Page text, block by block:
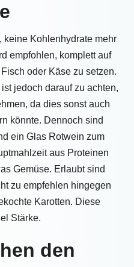
keine Kohlenhydrate mehr
empfohlen, komplett auf
oder Käse zu setzen.
jedoch darauf zu achten,
da dies sonst auch
könnte. Dennoch sind
ein Glas Rotwein zum
aus Proteinen
Gemüse. Erlaubt sind
zu empfehlen hingegen
Karotten. Diese
Stärke.
den